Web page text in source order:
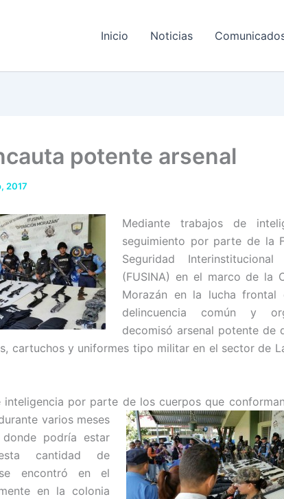
Inicio Noticias
potente arsenal
2017
Mediante trabajos de
seguimiento por parte de la
Seguridad Interinstitucional
(FUSINA) en el marco de la
Morazán en la lucha frontal
delincuencia común y
decomisó arsenal potente de
cartuchos y uniformes tipo militar en el sector de
inteligencia por parte de los cuerpos que
varios meses
podría estar
cantidad de
encontró en el
en la colonia